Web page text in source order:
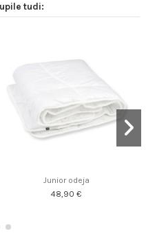
tudi:
Junior odeja
48,90 €